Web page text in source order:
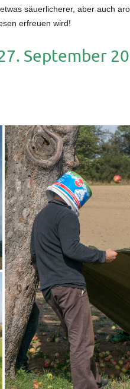
säuerlicherer, aber auch
erfreuen wird!
September